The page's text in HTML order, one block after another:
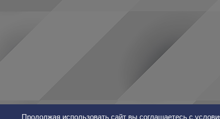
Продолжая использовать сайт вы соглашаетесь с